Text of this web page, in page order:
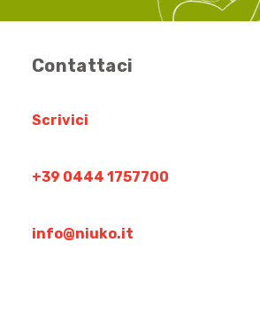
Contattaci
Scrivici
+39 0444 1757700
info@niuko.it